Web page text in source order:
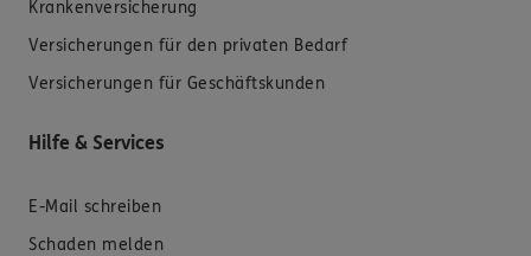
Krankenversicherung
Versicherungen für den privaten Bedarf
Versicherungen für Geschäftskunden
Hilfe & Services
E-Mail schreiben
Schaden melden